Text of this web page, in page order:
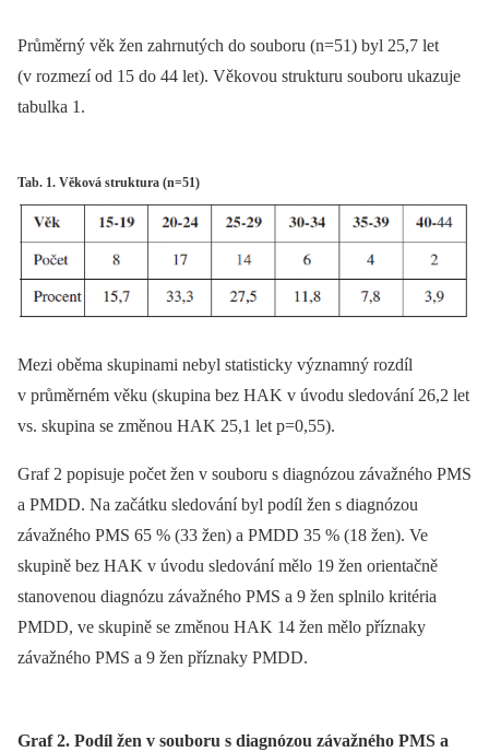
Průměrný věk žen zahrnutých do souboru (n=51) byl 25,7 let
(v rozmezí od 15 do 44 let). Věkovou strukturu souboru ukazuje
tabulka 1.
Tab. 1. Věková struktura (n=51)
Mezi oběma skupinami nebyl statisticky významný rozdíl
v průměrném věku (skupina bez HAK v úvodu sledování 26,2 let
vs. skupina se změnou HAK 25,1 let p=0,55).
Graf 2 popisuje počet žen v souboru s diagnózou závažného PMS
a PMDD. Na začátku sledování byl podíl žen s diagnózou
závažného PMS 65 % (33 žen) a PMDD 35 % (18 žen). Ve
skupině bez HAK v úvodu sledování mělo 19 žen orientačně
stanovenou diagnózu závažného PMS a 9 žen splnilo kritéria
PMDD, ve skupině se změnou HAK 14 žen mělo příznaky
závažného PMS a 9 žen příznaky PMDD.
Graf 2. Podíl žen v souboru s diagnózou závažného PMS a